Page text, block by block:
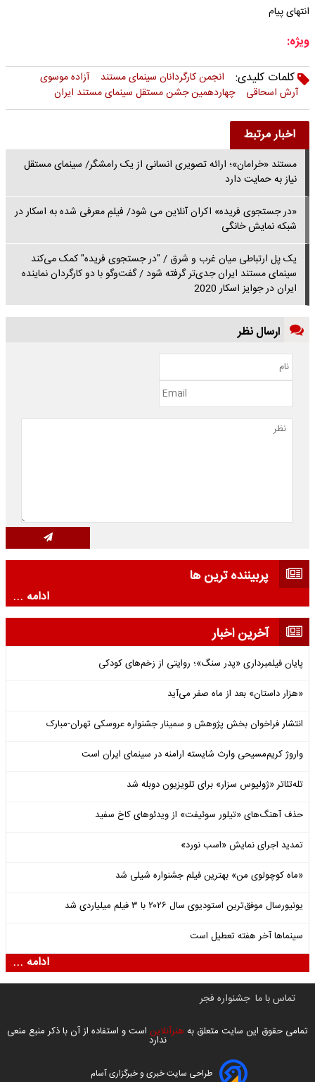
انتهای پیام
ویژه:
کلمات کلیدی:
انجمن کارگردانان سینمای مستند
آزاده موسوی
آرش اسحاقی
چهاردهمین جشن مستقل سینمای مستند ایران
اخبار مرتبط
مستند «خرامان»؛ ارائه تصویری انسانی از یک رامشگر/ سینمای مستقل
نیاز به حمایت دارد
«در جستجوی فریده» اکران آنلاین می شود/ فیلمِ معرفی شده به اسکار در
شبکه نمایش خانگی
یک پل ارتباطی میان غرب و شرق / "در جستجوی فریده" کمک می‌کند
سینمای مستند ایران جدی‌تر گرفته شود / گفت‌وگو با دو کارگردان نماینده
ایران در جوایز اسکار 2020
ارسال نظر
پربیننده ترین ها
ادامه ...
آخرین اخبار
پایان فیلمبرداری «پدر سنگ»؛ روایتی از زخم‌های کودکی
«هزار داستان» بعد از ماه صفر می‌آید
انتشار فراخوان بخش پژوهش و سمینار جشنواره عروسکی تهران-مبارک
واروژ کریم‌مسیحی وارث شایسته ارامنه در سینمای ایران است
تله‌تئاتر «ژولیوس سزار» برای تلویزیون دوبله شد
حذف آهنگ‌های «تیلور سوئیفت» از ویدئوهای کاخ سفید
تمدید اجرای نمایش «اسب نورد»
«ماه کوچولوی من» بهترین فیلم جشنواره شیلی شد
یونیورسال موفق‌ترین استودیوی سال ۲۰۲۶ با ۳ فیلم میلیاردی شد
سینماها آخر هفته تعطیل است
ادامه ...
تماس با ما جشنواره فجر
تمامی حقوق این سایت متعلق به هنرآنلاین است و استفاده از آن با ذکر منبع منعی
ندارد
طراحی سایت خبری و خبرگزاری آسام